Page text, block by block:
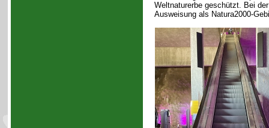
Weltnaturerbe geschützt. Bei
Ausweisung als Natura2000-